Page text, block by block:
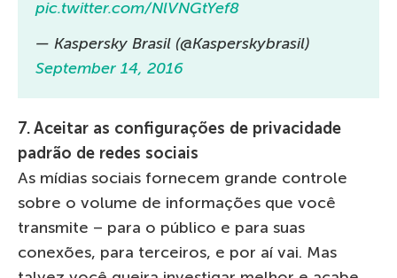
pic.twitter.com/NlVNGtYef8
— Kaspersky Brasil (@Kasperskybrasil)
September 14, 2016
7. Aceitar as configurações de privacidade
padrão de redes sociais
As mídias sociais fornecem grande controle
sobre o volume de informações que você
transmite – para o público e para suas
conexões, para terceiros, e por aí vai. Mas